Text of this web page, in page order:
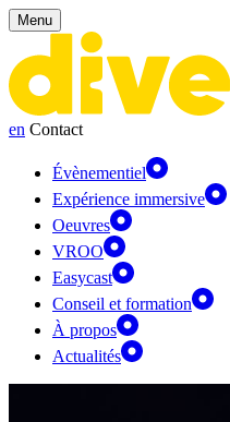
Panneau de gestion des cookies
Menu
en Contact
Évènementiel
Expérience immersive
Oeuvres
VROO
Easycast
Conseil et formation
À propos
Actualités